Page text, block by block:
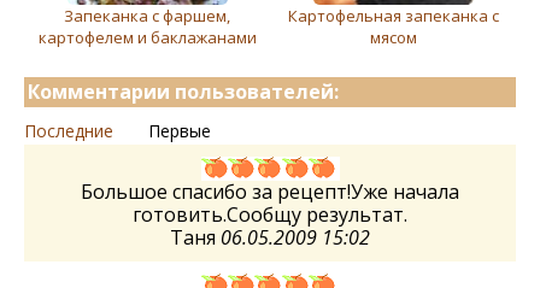
Запеканка с фаршем,
картофелем и баклажанами
Картофельная запеканка с
мясом
Комментарии пользователей:
Последние Первые
Большое спасибо за рецепт!Уже начала
готовить.Сообщу результат.
Таня 06.05.2009 15:02